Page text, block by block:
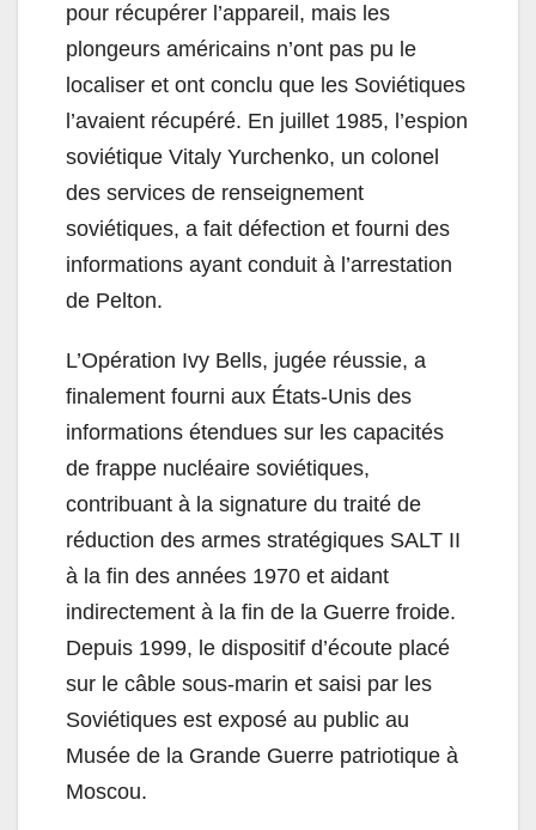
pour récupérer l’appareil, mais les
plongeurs américains n’ont pas pu le
localiser et ont conclu que les Soviétiques
l’avaient récupéré. En juillet 1985, l’espion
soviétique Vitaly Yurchenko, un colonel
des services de renseignement
soviétiques, a fait défection et fourni des
informations ayant conduit à l’arrestation
de Pelton.
L’Opération Ivy Bells, jugée réussie, a
finalement fourni aux États-Unis des
informations étendues sur les capacités
de frappe nucléaire soviétiques,
contribuant à la signature du traité de
réduction des armes stratégiques SALT II
à la fin des années 1970 et aidant
indirectement à la fin de la Guerre froide.
Depuis 1999, le dispositif d’écoute placé
sur le câble sous-marin et saisi par les
Soviétiques est exposé au public au
Musée de la Grande Guerre patriotique à
Moscou.